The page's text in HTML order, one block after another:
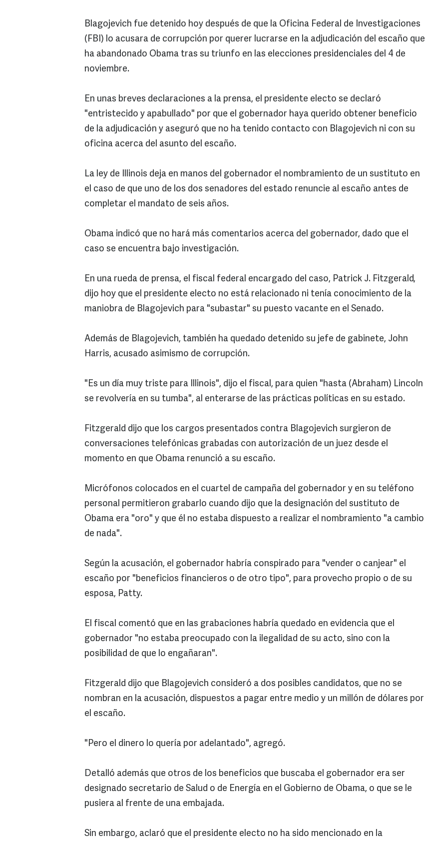
Blagojevich fue detenido hoy después de que la Oficina Federal de Investigaciones
(FBI) lo acusara de corrupción por querer lucrarse en la adjudicación del escaño que
ha abandonado Obama tras su triunfo en las elecciones presidenciales del 4 de
noviembre.
En unas breves declaraciones a la prensa, el presidente electo se declaró
"entristecido y apabullado" por que el gobernador haya querido obtener beneficio
de la adjudicación y aseguró que no ha tenido contacto con Blagojevich ni con su
oficina acerca del asunto del escaño.
La ley de Illinois deja en manos del gobernador el nombramiento de un sustituto en
el caso de que uno de los dos senadores del estado renuncie al escaño antes de
completar el mandato de seis años.
Obama indicó que no hará más comentarios acerca del gobernador, dado que el
caso se encuentra bajo investigación.
En una rueda de prensa, el fiscal federal encargado del caso, Patrick J. Fitzgerald,
dijo hoy que el presidente electo no está relacionado ni tenía conocimiento de la
maniobra de Blagojevich para "subastar" su puesto vacante en el Senado.
Además de Blagojevich, también ha quedado detenido su jefe de gabinete, John
Harris, acusado asimismo de corrupción.
"Es un día muy triste para Illinois", dijo el fiscal, para quien "hasta (Abraham) Lincoln
se revolvería en su tumba", al enterarse de las prácticas políticas en su estado.
Fitzgerald dijo que los cargos presentados contra Blagojevich surgieron de
conversaciones telefónicas grabadas con autorización de un juez desde el
momento en que Obama renunció a su escaño.
Micrófonos colocados en el cuartel de campaña del gobernador y en su teléfono
personal permitieron grabarlo cuando dijo que la designación del sustituto de
Obama era "oro" y que él no estaba dispuesto a realizar el nombramiento "a cambio
de nada".
Según la acusación, el gobernador habría conspirado para "vender o canjear" el
escaño por "beneficios financieros o de otro tipo", para provecho propio o de su
esposa, Patty.
El fiscal comentó que en las grabaciones habría quedado en evidencia que el
gobernador "no estaba preocupado con la ilegalidad de su acto, sino con la
posibilidad de que lo engañaran".
Fitzgerald dijo que Blagojevich consideró a dos posibles candidatos, que no se
nombran en la acusación, dispuestos a pagar entre medio y un millón de dólares por
el escaño.
"Pero el dinero lo quería por adelantado", agregó.
Detalló además que otros de los beneficios que buscaba el gobernador era ser
designado secretario de Salud o de Energía en el Gobierno de Obama, o que se le
pusiera al frente de una embajada.
Sin embargo, aclaró que el presidente electo no ha sido mencionado en la